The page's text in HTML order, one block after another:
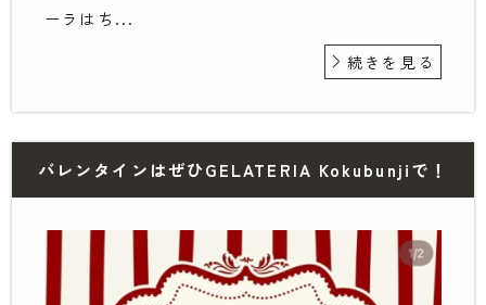
ーラはち...
続きを見る
バレンタインはぜひGELATERIA Kokubunjiで！